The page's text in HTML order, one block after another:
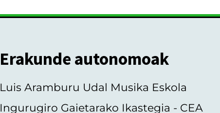
Erakunde autonomoak
Luis Aramburu Udal Musika Eskola
Ingurugiro Gaietarako Ikastegia - CEA